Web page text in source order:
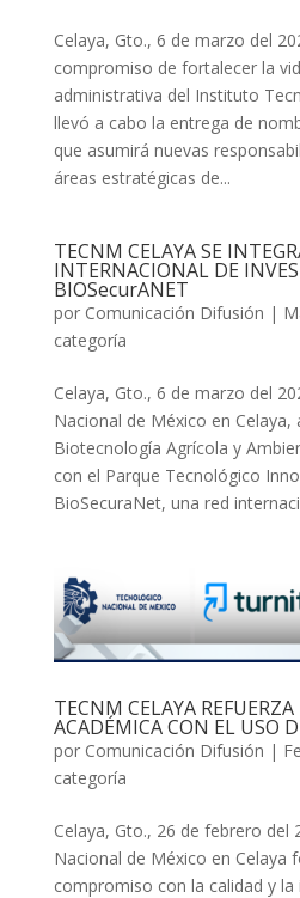
Celaya, Gto., 6 de marzo del
compromiso de fortalecer la
administrativa del Instituto
llevó a cabo la entrega de
que asumirá nuevas
áreas estratégicas de...
TECNM CELAYA SE
INTERNACIONAL DE
BIOSecurANET
por Comunicación Difusión |
categoría
Celaya, Gto., 6 de marzo del
Nacional de México en Celaya,
Biotecnología Agrícola y
con el Parque Tecnológico
BioSecuraNet, una red
TECNM CELAYA
ACADÉMICA CON EL USO
por Comunicación Difusión |
categoría
Celaya, Gto., 26 de febrero
Nacional de México en Celaya
compromiso con la calidad y